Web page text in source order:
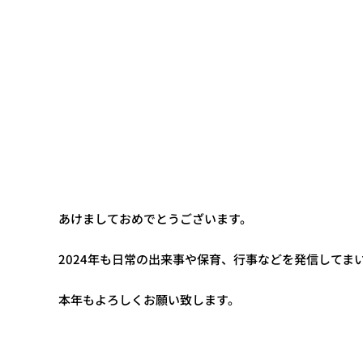
あけましておめでとうございます。
2024年も日常の出来事や保育、行事などを発信してまい
本年もよろしくお願い致します。